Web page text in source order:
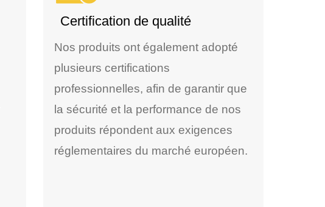
Certification de qualité
Nos produits ont également adopté
plusieurs certifications
professionnelles, afin de garantir que
la sécurité et la performance de nos
produits répondent aux exigences
réglementaires du marché européen.